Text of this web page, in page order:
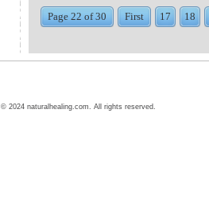
Page 22 of 30 First 17 18
© 2024 naturalhealing.com. All rights reserved.